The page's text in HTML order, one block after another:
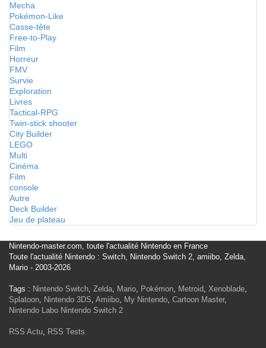
Mecha
Pokémon-Like
Casse-tête
Free-to-Play
Film
Horreur
FMV
Survie
Exploration
Livres
Tactical-RPG
Twin-stick shooter
City Builder
LEGO
Multi
Cinéma
Film
console
Autre
Deck Builder
Jeu de plateau
Nintendo-master.com, toute l'actualité Nintendo en France
Toute l'actualité Nintendo : Switch, Nintendo Switch 2, amiibo, Zelda,
Mario - 2003-2026
Tags : Nintendo Switch, Zelda, Mario, Pokémon, Metroid, Xenoblade,
Splatoon, Nintendo 3DS, Amiibo, My Nintendo, Cartoon Master,
Nintendo Labo Nintendo Switch 2
RSS Actu, RSS Tests